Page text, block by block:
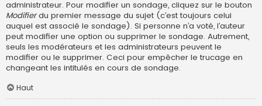
administrateur. Pour modifier un sondage, cliquez sur le bouton
Modifierdu premier message du sujet (c’est toujours celui
auquel est associé le sondage). Si personne n’a voté, l’auteur
peut modifier une option ou supprimer le sondage. Autrement,
seuls les modérateurs et les administrateurs peuvent le
modifier ou le supprimer. Ceci pour empêcher le trucage en
changeant les intitulés en cours de sondage.
Haut